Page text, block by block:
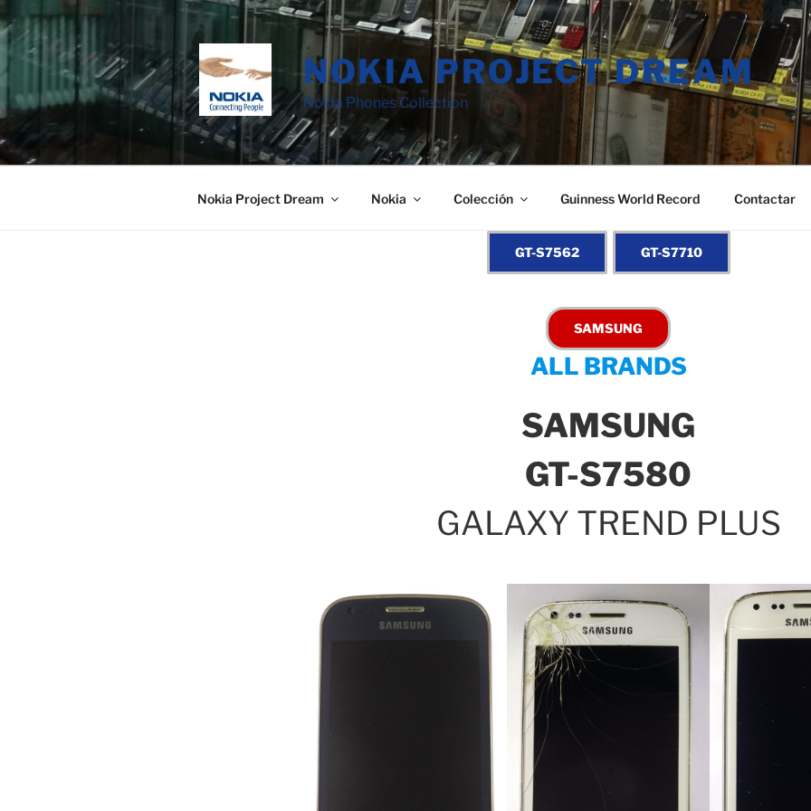
Saltar
al
contenido
NOKIA PROJECT DREAM
Nokia Phones Collection
Nokia Project Dream Nokia Colección Guinness World Record Contactar
ALL BRANDS
SAMSUNG
GT-S7580
GALAXY TREND PLUS